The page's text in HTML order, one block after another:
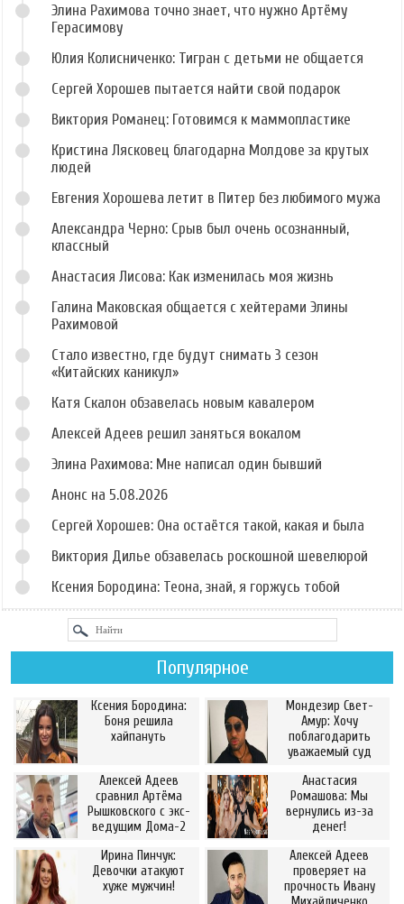
Элина Рахимова точно знает, что нужно Артёму
Герасимову
Юлия Колисниченко: Тигран с детьми не общается
Сергей Хорошев пытается найти свой подарок
Виктория Романец: Готовимся к маммопластике
Кристина Лясковец благодарна Молдове за крутых
людей
Евгения Хорошева летит в Питер без любимого мужа
Александра Черно: Срыв был очень осознанный,
классный
Анастасия Лисова: Как изменилась моя жизнь
Галина Маковская общается с хейтерами Элины
Рахимовой
Стало известно, где будут снимать 3 сезон
«Китайских каникул»
Катя Скалон обзавелась новым кавалером
Алексей Адеев решил заняться вокалом
Элина Рахимова: Мне написал один бывший
Анонс на 5.08.2026
Сергей Хорошев: Она остаётся такой, какая и была
Виктория Дилье обзавелась роскошной шевелюрой
Ксения Бородина: Теона, знай, я горжусь тобой
Популярное
Ксения Бородина:
Боня решила
хайпануть
Мондезир Свет-
Амур: Хочу
поблагодарить
уважаемый суд
Алексей Адеев
сравнил Артёма
Рышковского с экс-
ведущим Дома-2
Анастасия
Ромашова: Мы
вернулись из-за
денег!
Ирина Пинчук:
Девочки атакуют
хуже мужчин!
Алексей Адеев
проверяет на
прочность Ивану